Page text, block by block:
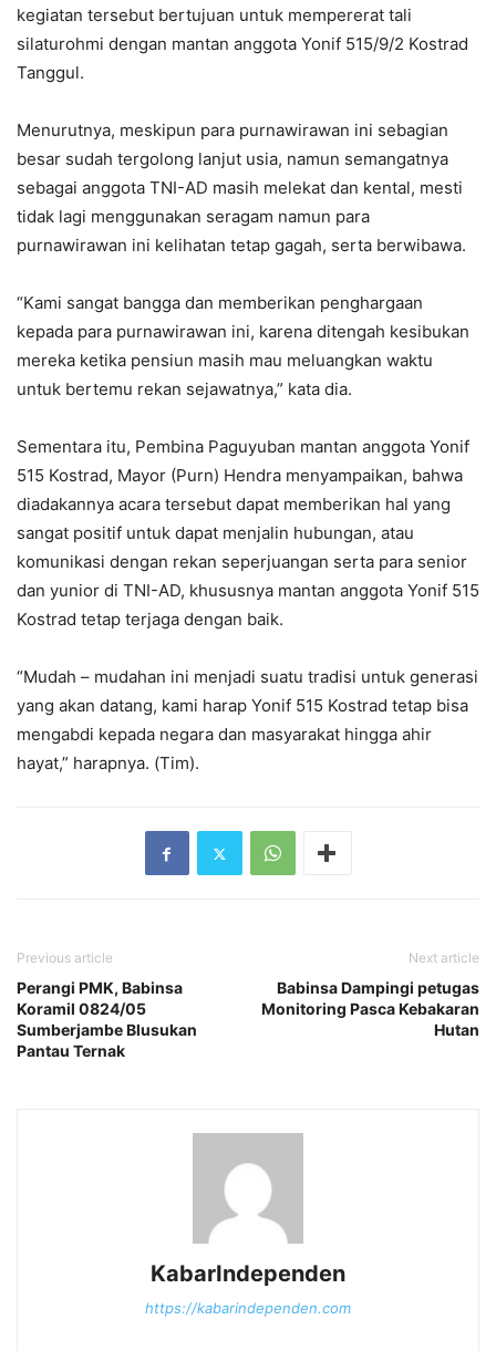
kegiatan tersebut bertujuan untuk mempererat tali
silaturohmi dengan mantan anggota Yonif 515/9/2 Kostrad
Tanggul.
Menurutnya, meskipun para purnawirawan ini sebagian
besar sudah tergolong lanjut usia, namun semangatnya
sebagai anggota TNI-AD masih melekat dan kental, mesti
tidak lagi menggunakan seragam namun para
purnawirawan ini kelihatan tetap gagah, serta berwibawa.
“Kami sangat bangga dan memberikan penghargaan
kepada para purnawirawan ini, karena ditengah kesibukan
mereka ketika pensiun masih mau meluangkan waktu
untuk bertemu rekan sejawatnya,” kata dia.
Sementara itu, Pembina Paguyuban mantan anggota Yonif
515 Kostrad, Mayor (Purn) Hendra menyampaikan, bahwa
diadakannya acara tersebut dapat memberikan hal yang
sangat positif untuk dapat menjalin hubungan, atau
komunikasi dengan rekan seperjuangan serta para senior
dan yunior di TNI-AD, khususnya mantan anggota Yonif 515
Kostrad tetap terjaga dengan baik.
“Mudah – mudahan ini menjadi suatu tradisi untuk generasi
yang akan datang, kami harap Yonif 515 Kostrad tetap bisa
mengabdi kepada negara dan masyarakat hingga ahir
hayat,” harapnya. (Tim).
Previous article
Perangi PMK, Babinsa
Koramil 0824/05
Sumberjambe Blusukan
Pantau Ternak
Next article
Babinsa Dampingi petugas
Monitoring Pasca Kebakaran
Hutan
KabarIndependen
https://kabarindependen.com